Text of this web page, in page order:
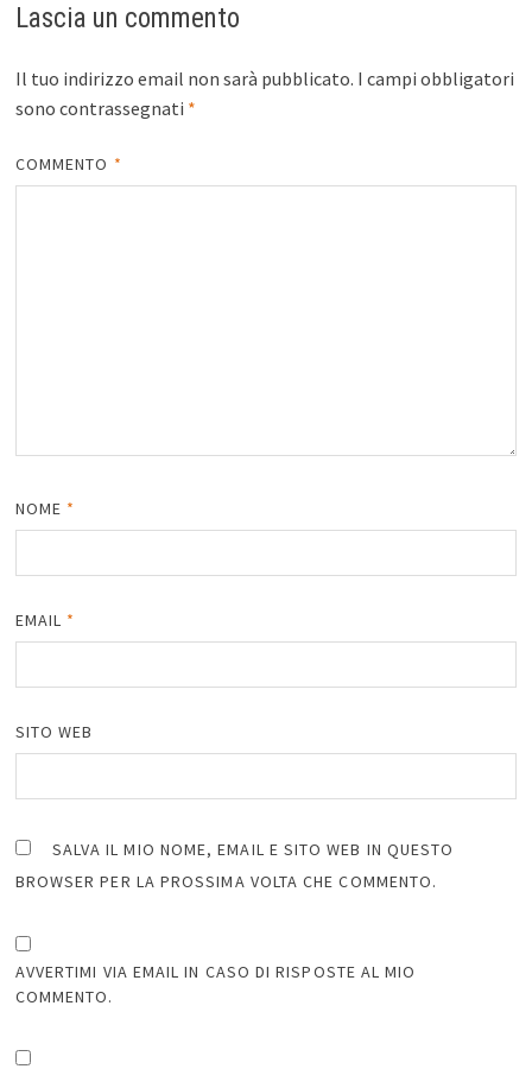
Lascia un commento
Il tuo indirizzo email non sarà pubblicato. I campi obbligatori
sono contrassegnati *
COMMENTO *
NOME *
EMAIL *
SITO WEB
SALVA IL MIO NOME, EMAIL E SITO WEB IN QUESTO
BROWSER PER LA PROSSIMA VOLTA CHE COMMENTO.
AVVERTIMI VIA EMAIL IN CASO DI RISPOSTE AL MIO
COMMENTO.